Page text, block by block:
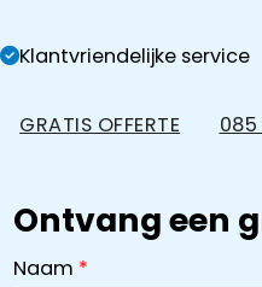
Klantvriendelijke service
GRATIS OFFERTE
Ontvang een
Naam